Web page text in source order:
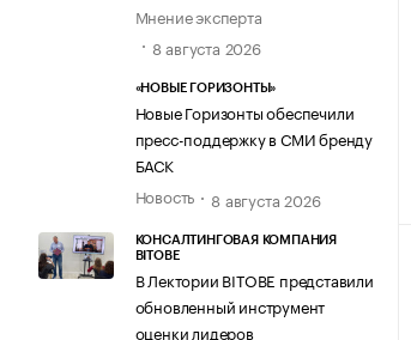
Мнение эксперта
8 августа 2026
«НОВЫЕ ГОРИЗОНТЫ»
Новые Горизонты обеспечили
пресс-поддержку в СМИ бренду
БАСК
Новость
8 августа 2026
КОНСАЛТИНГОВАЯ КОМПАНИЯ
BITOBE
В Лектории BITOBE представили
обновленный инструмент
оценки лидеров